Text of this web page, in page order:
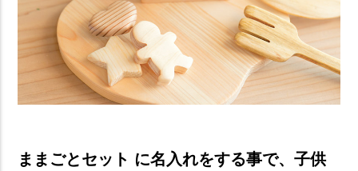
ままごとセット に名入れをする事で、子供